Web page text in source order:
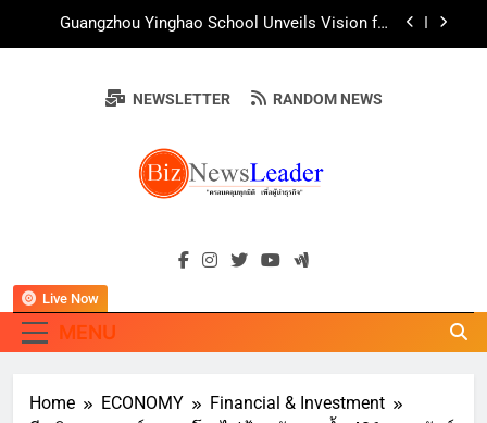
AirAsia X SEE FAH พันธมิตรทางธุรกิจยาวนานกว่า
ทางวิชาการและการตลาดเชิงรุก แนะเคล็ดลับปรับ
ธุรกิจท่องเที่ยวไทย “ขายได้ ขายดี ขายนาน”
สืบสานพุทธศาสนา สร้างสังคมปลอดเหล้า ภายใต้
แนวคิด “90 วัน เก็บแต้มสุขภาพดี สิ่งดีๆ จะเกิดขึ้น”
Guangzhou Yinghao School Unveils Vision for
Future-Ready Education
“ข้าวหน้าไก่ราชวงศ์” พุ่งทะยานสู่น่านฟ้า
ททท. ร่วมมือกับ จุฬาลงกรณ์มหาวิทยาลัย จัดสัมมนา
ธุรกิจท่องเที่ยวไทย “ขายได้ ขายดี ขายนาน”
BIZNEWSLEADER
"ครอบคลุมทุกมิติ เพื่อ…ผู้นำธุรกิจ"
NEWSLETTER RANDOM NEWS
MENU
Live Now
Home ECONOMY
Financial & Investment